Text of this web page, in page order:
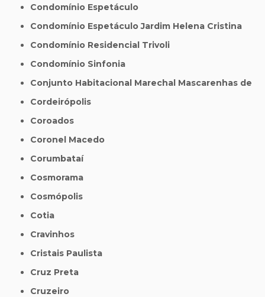
Condomínio Espetáculo
Condomínio Espetáculo Jardim Helena Cristina
Condomínio Residencial Trivoli
Condomínio Sinfonia
Conjunto Habitacional Marechal Mascarenhas de
Cordeirópolis
Coroados
Coronel Macedo
Corumbataí
Cosmorama
Cosmópolis
Cotia
Cravinhos
Cristais Paulista
Cruz Preta
Cruzeiro